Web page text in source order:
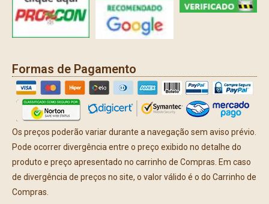
Formas de Pagamento
Os preços poderão variar durante a navegação sem aviso prévio.
Pode ocorrer divergência entre o preço exibido no detalhe do
produto e preço apresentado no carrinho de Compras. Em caso
de divergência de preços no site, o valor válido é o do Carrinho de
Compras.